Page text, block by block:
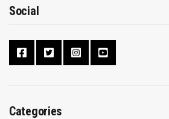
Social
Categories